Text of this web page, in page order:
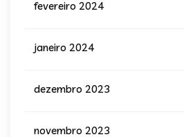
fevereiro 2024
janeiro 2024
dezembro 2023
novembro 2023